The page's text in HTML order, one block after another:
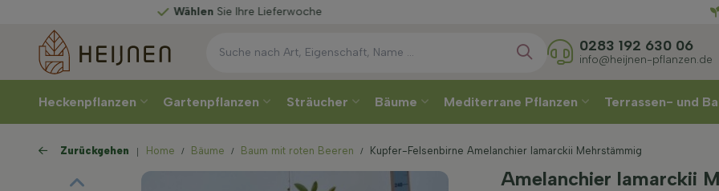
WählenSie Ihre Lieferwoche
0283 192 630 06
info@heijnen-pflanzen.de
Heckenpflanzen Gartenpflanzen Sträucher Bäume Mediterrane Pflanzen Terrassen- und
Zurückgehen Home Bäume Baum mit roten Beeren Kupfer-Felsenbirne Amelanchier lamarckii Mehrstämmig
Amelanchier lamarckii